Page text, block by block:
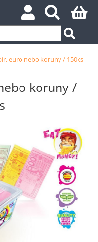
euro nebo koruny / 150ks
koruny /